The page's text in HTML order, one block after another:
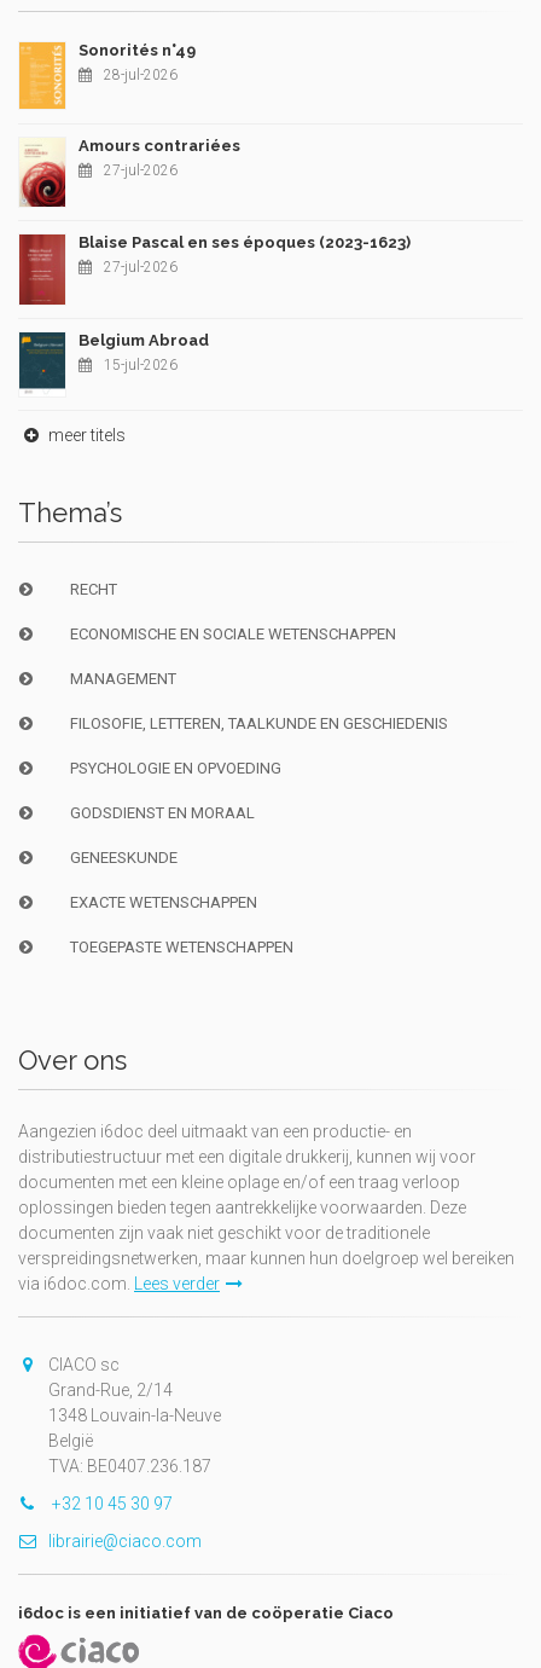
Sonorités n°49
28-jul-2026
Amours contrariées
27-jul-2026
Blaise Pascal en ses époques (2023-1623)
27-jul-2026
Belgium Abroad
15-jul-2026
meer titels
Thema’s
RECHT
ECONOMISCHE EN SOCIALE WETENSCHAPPEN
MANAGEMENT
FILOSOFIE, LETTEREN, TAALKUNDE EN GESCHIEDENIS
PSYCHOLOGIE EN OPVOEDING
GODSDIENST EN MORAAL
GENEESKUNDE
EXACTE WETENSCHAPPEN
TOEGEPASTE WETENSCHAPPEN
Over ons
Aangezien i6doc deel uitmaakt van een productie- en
distributiestructuur met een digitale drukkerij, kunnen wij voor
documenten met een kleine oplage en/of een traag verloop
oplossingen bieden tegen aantrekkelijke voorwaarden. Deze
documenten zijn vaak niet geschikt voor de traditionele
verspreidingsnetwerken, maar kunnen hun doelgroep wel bereiken
via i6doc.com. Lees verder
CIACO sc
Grand-Rue, 2/14
1348 Louvain-la-Neuve
België
TVA: BE0407.236.187
+32 10 45 30 97
librairie@ciaco.com
i6doc is een initiatief van de coöperatie Ciaco